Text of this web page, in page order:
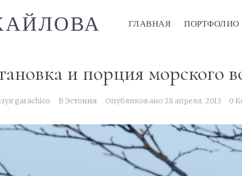
ГЛАВНАЯ ПОРТФОЛИО
и порция морского
garachico В Эстония Опубликовано 28 апреля, 2013 0